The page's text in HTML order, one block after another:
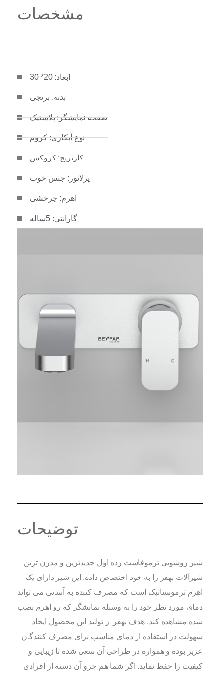
مشخصات
ابعاد: 20* 30
بدنه: برنجی
صفحه نمایشگر: پلاستیک
نوع آبکاری: کروم
کارتریج: کروکس
پرلاتور: جنس خوب
اهرم: چرخشی
گارانتی: 5ساله
توضیحات
شیر روشویی ترموفاست رده اول جدیدترین و مدرن ترین
شیرآلات بهفر را به خود اختصاص داده. این شیر دارای یک
اهرم ترموستاتیک است که مصرف کننده به آسانی می تواند
دمای مورد نظر خود را به وسیله نمایشگر که رو اهرم نصب
شده مشاهده کند. هدف بهفر از تولید این محصول ایجاد
سهولت در استفاده از دمای مناسب برای مصرف کنندگان
عزیز بوده و همواره در طراحی آن سعی شده تا زیبایی و
کیفیت را حفظ نماید. اگر شما هم جزو آن دسته از افرادی